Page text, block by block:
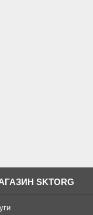
SKTORG